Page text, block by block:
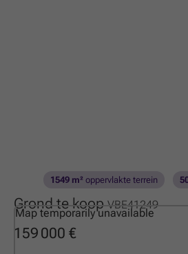
Grond te koop VBE41249
159 000 €
1549 m² oppervlakte terrein
Map temporarily unavailable